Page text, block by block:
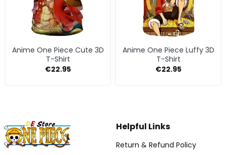
Anime One Piece Cute 3D
T-Shirt
€22.95
Anime One Piece Luffy 3D
T-Shirt
€22.95
Helpful Links
Return & Refund Policy